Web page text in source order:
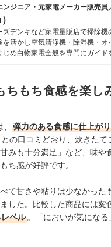
ジニア・元家電メーカー販売員
デンキなど家電量販店で掃除
活かし空気清浄機・除湿機・
め白物家電全般を専門にガイ
ひとつひとつ丁寧に確認しなが
フィール
ちもち食感を楽し
弾力のある食感に仕上が
の口コミどおり、炊きた
みも十分満足」など、味
ち感が好評です。
て甘さや粘りは少なかっ
した。比較した商品には変
ベル 。「においが気にな